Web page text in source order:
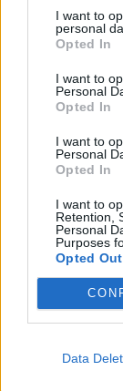
I want to
personal
Opted In
I want to
Personal
Opted In
I want to
Personal
Opted In
I want to
Retention,
Personal
Purposes
Opted Out
Data
CONDIVIDI
E-mail
X
WhatsApp
LE